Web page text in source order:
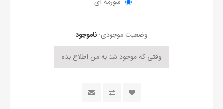
وضعیت موجودی: ناموجود